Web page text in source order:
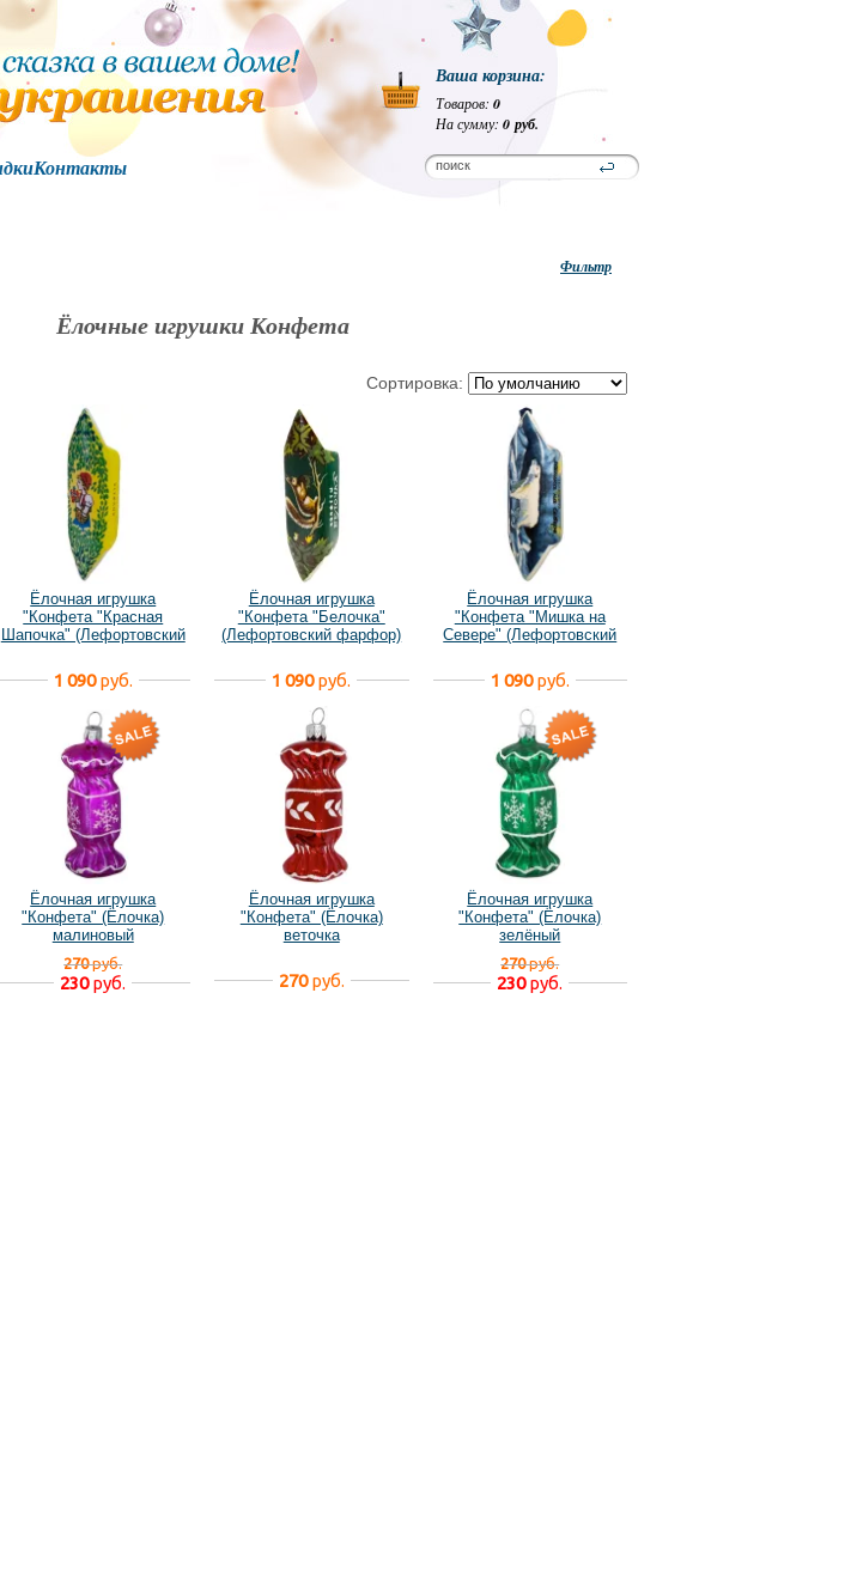
Ваша корзина:
Товаров: 0
На сумму: 0 руб.
Контакты
Фильтр
Ёлочные игрушки Конфета
Сортировка:
Ёлочная игрушка
"Конфета "Красная
Шапочка" (Лефортовский
1 090руб.
Ёлочная игрушка
"Конфета "Белочка"
(Лефортовский фарфор)
1 090руб.
Ёлочная игрушка
"Конфета "Мишка на
Севере" (Лефортовский
1 090руб.
Ёлочная игрушка
"Конфета" (Ёлочка)
малиновый
270руб.
230руб.
Ёлочная игрушка
"Конфета" (Ёлочка)
веточка
270руб.
Ёлочная игрушка
"Конфета" (Ёлочка)
зелёный
270руб.
230руб.